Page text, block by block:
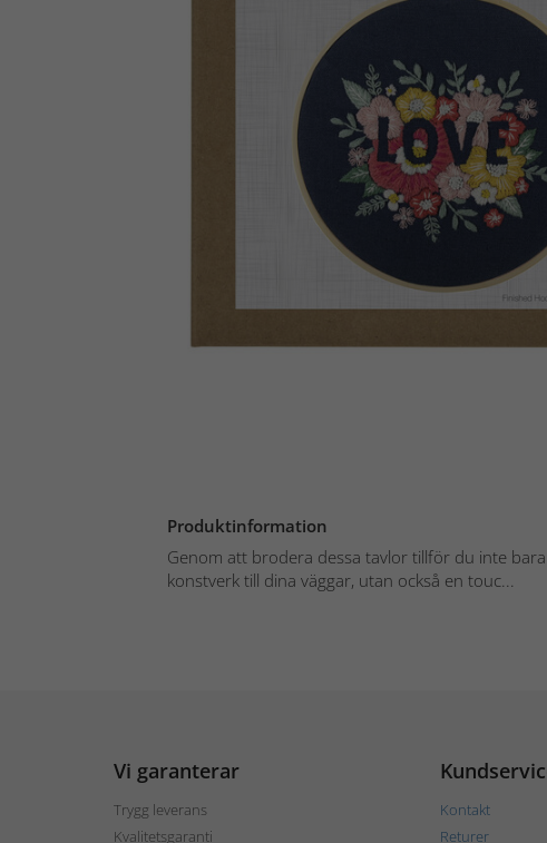
Produktinformation
Genom att brodera dessa tavlor tillför du inte
konstverk till dina väggar, utan också en touc...
Vi garanterar
Trygg leverans
Kvalitetsgaranti
Kontakt
Returer